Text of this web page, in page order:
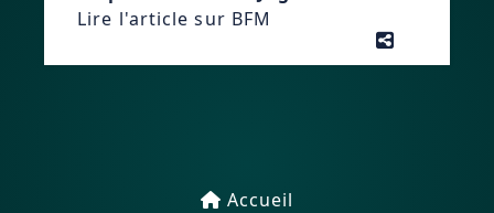
Lire l'article sur BFM
Accueil